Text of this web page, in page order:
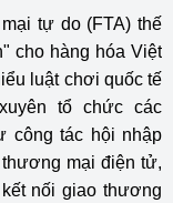
tự do (FTA) thế
cho hàng hóa Việt
luật chơi quốc tế
tổ chức các
công tác hội nhập
mại điện tử,
nối giao thương